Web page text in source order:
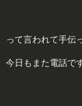
って言われて手伝
今日もまた電話で